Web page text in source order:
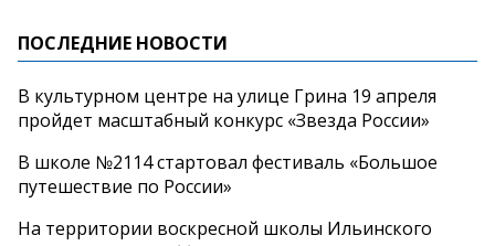
ПОСЛЕДНИЕ НОВОСТИ
В культурном центре на улице Грина 19 апреля
пройдет масштабный конкурс «Звезда России»
В школе №2114 стартовал фестиваль «Большое
путешествие по России»
На территории воскресной школы Ильинского